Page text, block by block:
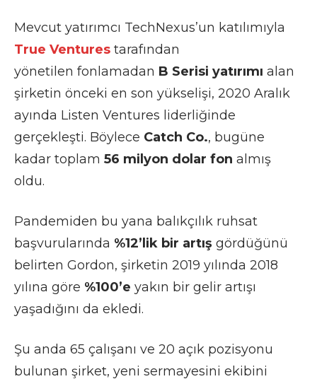
Mevcut yatırımcı TechNexus’un katılımıyla
True Ventures tarafından
yönetilen fonlamadan B Serisi yatırımı alan
şirketin önceki en son yükselişi, 2020 Aralık
ayında Listen Ventures liderliğinde
gerçekleşti. Böylece Catch Co., bugüne
kadar toplam 56 milyon dolar fon almış
oldu.
Pandemiden bu yana balıkçılık ruhsat
başvurularında %12’lik bir artış gördüğünü
belirten Gordon, şirketin 2019 yılında 2018
yılına göre %100’e yakın bir gelir artışı
yaşadığını da ekledi.
Şu anda 65 çalışanı ve 20 açık pozisyonu
bulunan şirket, yeni sermayesini ekibini